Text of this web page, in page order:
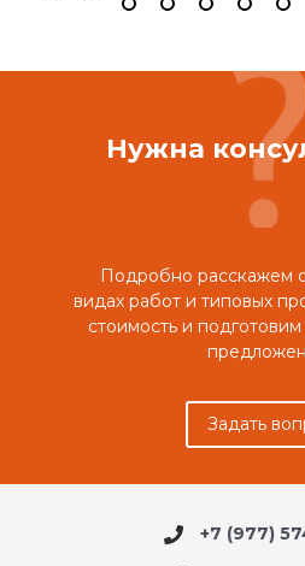
Нужна
Подробно расскажем
видах работ и типовых
стоимость и
Задать
+7 (977)